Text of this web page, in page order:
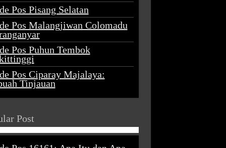
Pos Pisang Selatan
Pos Malangjiwan Colomadu
Pos Puhun Tembok
Pos Ciparay Majalaya:
Tinjauan
Post